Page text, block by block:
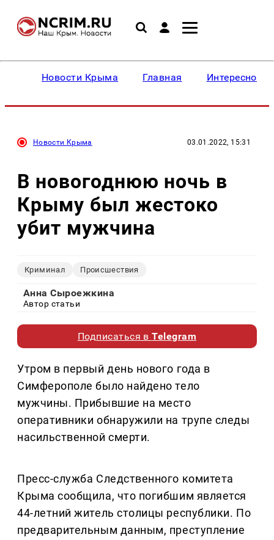
Новости Крыма Главная Интересное
Новости Крыма 03.01.2022, 15:31
В новогоднюю ночь в
Крыму был жестоко
убит мужчина
Криминал Происшествия
Анна Сыроежкина
Автор статьи
Подписаться вTelegram
Утром в первый день нового года в
Симферополе было найдено тело
мужчины. Прибывшие на место
оперативники обнаружили на трупе следы
насильственной смерти.
Пресс-служба Следственного комитета
Крыма сообщила, что погибшим является
44-летний житель столицы республики. По
предварительным данным, преступление